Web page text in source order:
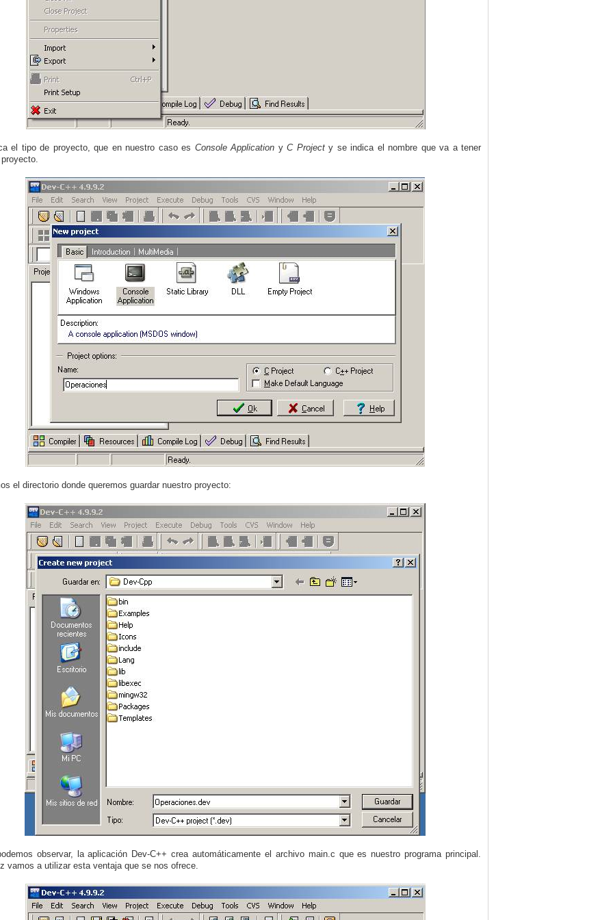
el tipo de proyecto, que en nuestro caso es Console Application y C Projecty se indica el nombre que va a tener
el directorio donde queremos guardar nuestro proyecto:
observar, la aplicación Dev-C++ crea automáticamente el archivo main.c que es nuestro programa principal.
vamos a utilizar esta ventaja que se nos ofrece.